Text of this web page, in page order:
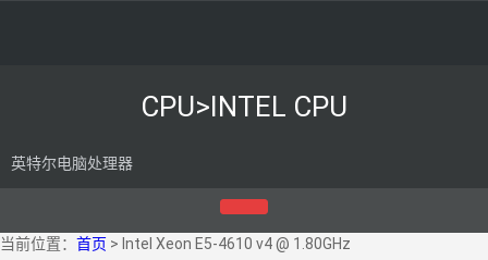
CPU>INTEL CPU
英特尔电脑处理器
当前位置： 首页 > Intel Xeon E5-4610 v4 @ 1.80GHz